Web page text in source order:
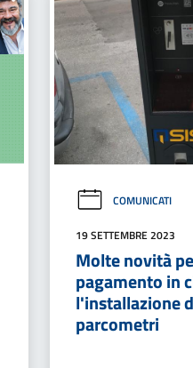
COMUNICATI
19 SETTEMBRE 2023
Molte novità
pagamento in
l'installazione
parcometri